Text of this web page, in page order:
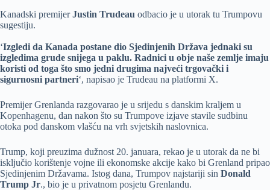
Kanadski premijerJustin Trudeau odbacio je u utorak tu Trumpovu
sugestiju.
‘Izgledi da Kanada postane dio Sjedinjenih Država jednaki su
izgledima grude snijega u paklu. Radnici u obje naše zemlje imaju
koristi od toga što smo jedni drugima najveći trgovački i
sigurnosni partneri‘, napisao je Trudeau na platformi X.
Premijer Grenlanda razgovarao je u srijedu s danskim kraljem u
Kopenhagenu, dan nakon što su Trumpove izjave stavile sudbinu
otoka pod danskom vlašću na vrh svjetskih naslovnica.
Trump, koji preuzima dužnost 20. januara, rekao je u utorak da ne bi
isključio korištenje vojne ili ekonomske akcije kako bi Grenland pripao
Sjedinjenim Državama. Istog dana, Trumpov najstariji sin Donald
Trump Jr., bio je u privatnom posjetu Grenlandu.